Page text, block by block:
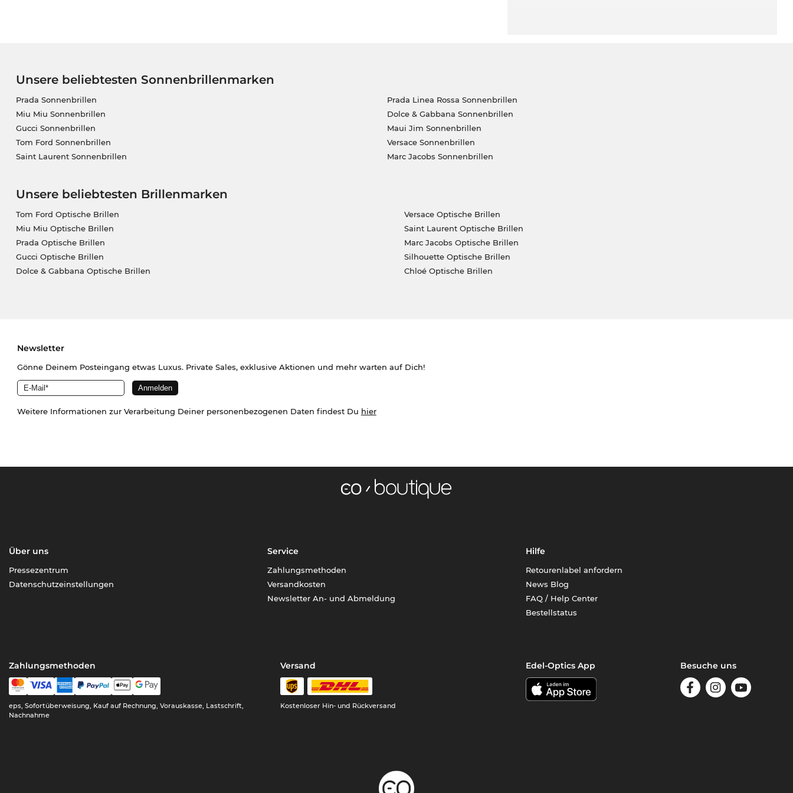
Unsere beliebtesten Sonnenbrillenmarken
Prada Sonnenbrillen
Miu Miu Sonnenbrillen
Gucci Sonnenbrillen
Tom Ford Sonnenbrillen
Saint Laurent Sonnenbrillen
Prada Linea Rossa Sonnenbrillen
Dolce & Gabbana Sonnenbrillen
Maui Jim Sonnenbrillen
Versace Sonnenbrillen
Marc Jacobs Sonnenbrillen
Unsere beliebtesten Brillenmarken
Tom Ford Optische Brillen
Miu Miu Optische Brillen
Prada Optische Brillen
Gucci Optische Brillen
Dolce & Gabbana Optische Brillen
Versace Optische Brillen
Saint Laurent Optische Brillen
Marc Jacobs Optische Brillen
Silhouette Optische Brillen
Chloé Optische Brillen
Newsletter
Gönne Deinem Posteingang etwas Luxus. Private Sales, exklusive Aktionen und mehr warten auf Dich!
Weitere Informationen zur Verarbeitung Deiner personenbezogenen Daten findest Du hier
Über uns
Pressezentrum
Datenschutzeinstellungen
Service
Zahlungsmethoden
Versandkosten
Newsletter An- und Abmeldung
Hilfe
Retourenlabel anfordern
News Blog
FAQ / Help Center
Bestellstatus
Zahlungsmethoden
eps, Sofortüberweisung, Kauf auf Rechnung, Vorauskasse, Lastschrift,
Nachnahme
Versand
Kostenloser Hin- und Rückversand
Edel-Optics App Besuche uns